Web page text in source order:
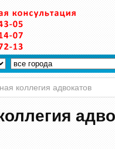
коллегия адвокатов